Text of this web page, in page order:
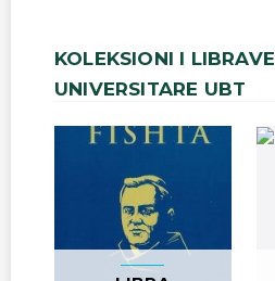
KOLEKSIONI I LIBRAVE
UNIVERSITARE UBT